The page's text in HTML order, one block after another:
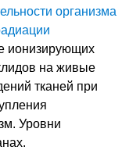
организма
ионизирующих
на живые
тканей при
Уровни